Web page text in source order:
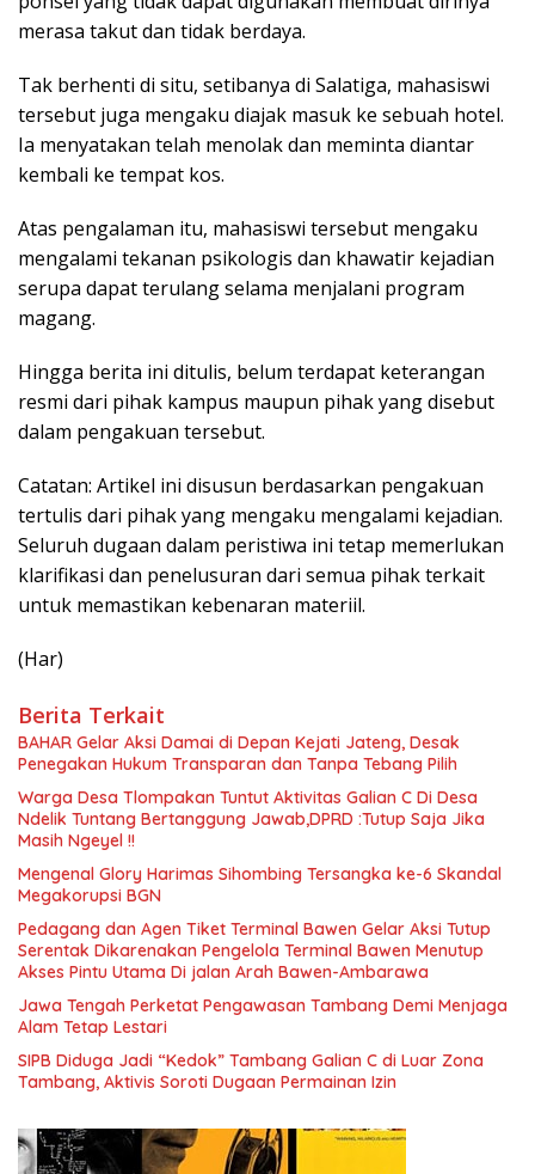
merasa takut dan tidak berdaya.
Tak berhenti di situ, setibanya di Salatiga, mahasiswi
tersebut juga mengaku diajak masuk ke sebuah hotel.
Ia menyatakan telah menolak dan meminta diantar
kembali ke tempat kos.
Atas pengalaman itu, mahasiswi tersebut mengaku
mengalami tekanan psikologis dan khawatir kejadian
serupa dapat terulang selama menjalani program
magang.
Hingga berita ini ditulis, belum terdapat keterangan
resmi dari pihak kampus maupun pihak yang disebut
dalam pengakuan tersebut.
Catatan: Artikel ini disusun berdasarkan pengakuan
tertulis dari pihak yang mengaku mengalami kejadian.
Seluruh dugaan dalam peristiwa ini tetap memerlukan
klarifikasi dan penelusuran dari semua pihak terkait
untuk memastikan kebenaran materiil.
(Har)
Berita Terkait
BAHAR Gelar Aksi Damai di Depan Kejati Jateng, Desak
Penegakan Hukum Transparan dan Tanpa Tebang Pilih
Warga Desa Tlompakan Tuntut Aktivitas Galian C Di Desa
Ndelik Tuntang Bertanggung Jawab,DPRD :Tutup Saja Jika
Masih Ngeyel !!
Mengenal Glory Harimas Sihombing Tersangka ke-6 Skandal
Megakorupsi BGN
Pedagang dan Agen Tiket Terminal Bawen Gelar Aksi Tutup
Serentak Dikarenakan Pengelola Terminal Bawen Menutup
Akses Pintu Utama Di jalan Arah Bawen-Ambarawa
Jawa Tengah Perketat Pengawasan Tambang Demi Menjaga
Alam Tetap Lestari
SIPB Diduga Jadi “Kedok” Tambang Galian C di Luar Zona
Tambang, Aktivis Soroti Dugaan Permainan Izin